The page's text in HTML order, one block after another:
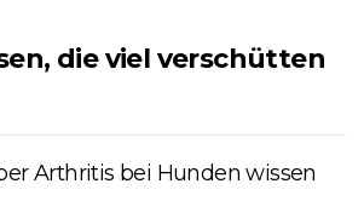
die viel verschütten
Arthritis bei Hunden wissen